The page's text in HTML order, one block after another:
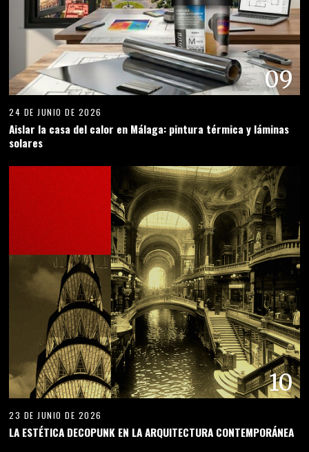
09
24 DE JUNIO DE 2026
Aislar la casa del calor en Málaga: pintura térmica y láminas
solares
10
23 DE JUNIO DE 2026
LA ESTÉTICA DECOPUNK EN LA ARQUITECTURA CONTEMPORÁNEA